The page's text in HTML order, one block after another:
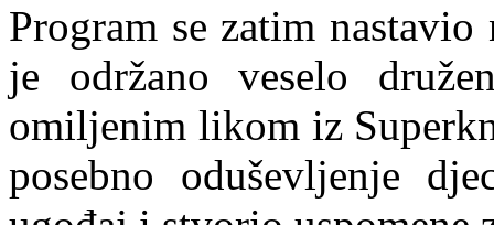
Program se zatim
je održano veselo
omiljenim likom iz
posebno oduševljenje